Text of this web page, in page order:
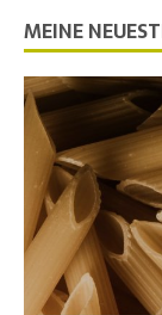
MEINE